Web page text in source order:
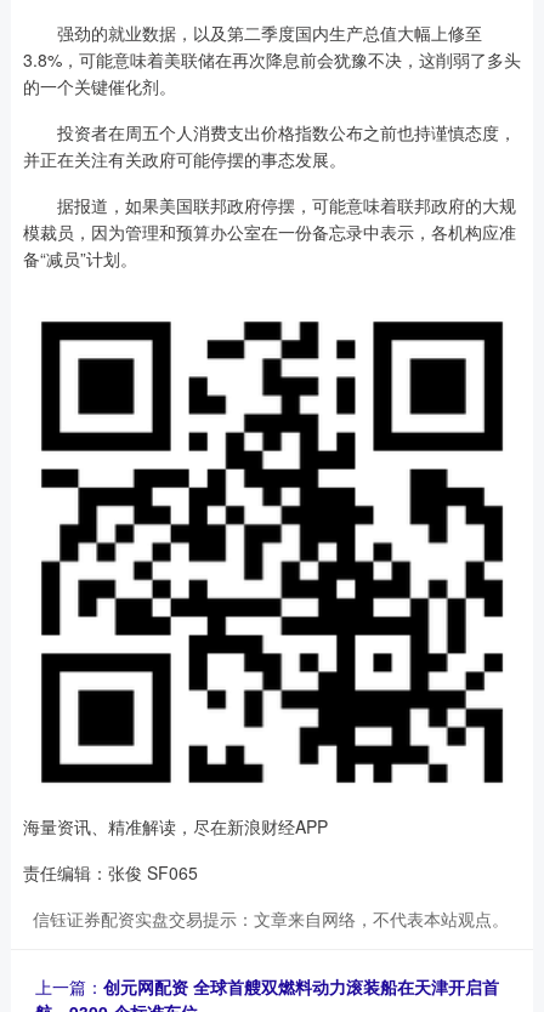
强劲的就业数据，以及第二季度国内生产总值大幅上修至
3.8%，可能意味着美联储在再次降息前会犹豫不决，这削弱了多头
的一个关键催化剂。
投资者在周五个人消费支出价格指数公布之前也持谨慎态度，
并正在关注有关政府可能停摆的事态发展。
据报道，如果美国联邦政府停摆，可能意味着联邦政府的大规
模裁员，因为管理和预算办公室在一份备忘录中表示，各机构应准
备“减员”计划。
海量资讯、精准解读，尽在新浪财经APP
责任编辑：张俊 SF065
信钰证券配资实盘交易提示：文章来自网络，不代表本站观点。
上一篇： 创元网配资 全球首艘双燃料动力滚装船在天津开启首